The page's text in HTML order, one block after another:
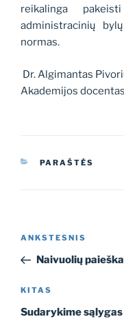
reikalinga
administracinių
normas.
Dr. Algimantas
Akademijos docentas
KATEGORIJOS
PARAŠTĖS
Navigacija
įrašų
Ankstesnis
įrašas
ANKSTESNIS
Naivuolių paieška
Kitas
įrašas
KITAS
Sudarykime